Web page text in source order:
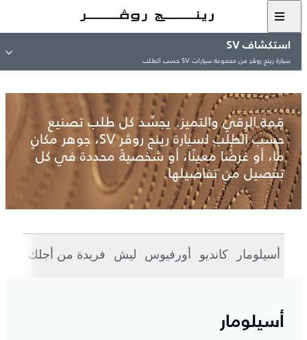
استكشاف SV
سيارة رينج روڤر من مجموعة سيارات SV حسب الطلب
قمة الرقي والتميز. يجسِّد كل طلب تصنيع
حسب الطلب لسيارة رينج روڤر SV، جوهر مكانٍ
ما، أو غرضًا معينًا، أو شخصيةً محددة في كل
تفصيل من تفاصيلها.
أسيلومار كانديو أورفيوس ليش فريدة من أجلك
أسيلومار